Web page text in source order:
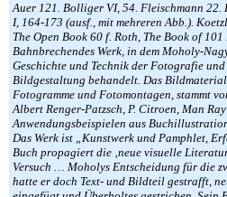
Auer 121. Bolliger VI, 54. Fleischmann
I, 164-173 (ausf., mit mehreren Abb.).
The Open Book 60 f. Roth, The Book of
Bahnbrechendes Werk, in dem Moholy-
Geschichte und Technik der Fotografie
Bildgestaltung behandelt. Das
Fotogramme und Fotomontagen, stammt
Albert Renger-Patzsch, P. Citroen, Man
Anwendungsbeispielen aus
Das Werk ist „Kunstwerk und Pamphlet,
Buch propagiert die ‚neue visuelle
Versuch … Moholys Entscheidung für die
hatte er doch Text- und Bildteil gestrafft,